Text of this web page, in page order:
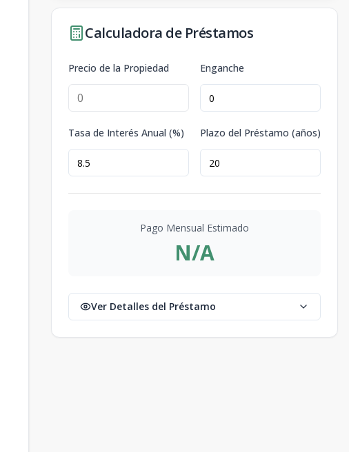
Calculadora de Préstamos
Precio de la Propiedad Enganche
Tasa de Interés Anual (%) Plazo del Préstamo (años)
Pago Mensual Estimado
N/A
Ver Detalles del Préstamo